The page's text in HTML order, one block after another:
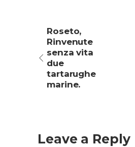
Roseto,
Rinvenute
senza vita
due
tartarughe
marine.
Leave a Reply